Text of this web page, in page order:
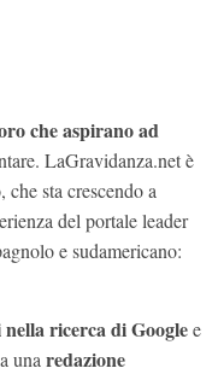
che aspirano ad
LaGravidanza.net è
sta crescendo a
del portale leader
e sudamericano:
ricerca di Googlee
una redazione